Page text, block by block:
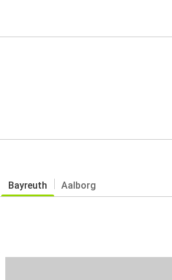
Bayreuth Aalborg